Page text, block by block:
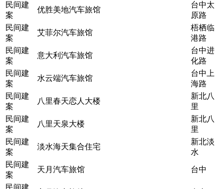
民间建
案
优胜美地汽车旅馆
台中太
原路
民间建
案
艾菲尔汽车旅馆
梧栖临
港路
民间建
案
意大利汽车旅馆
台中进
化路
民间建
案
水云端汽车旅馆
台中上
海路
民间建
案
八里春天恋人大楼
新北八
里
民间建
案
八里天泉大楼
新北八
里
民间建
案
淡水海天集合住宅
新北淡
水
民间建
案
天月汽车旅馆 台中
民间建